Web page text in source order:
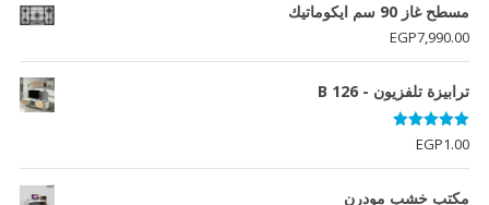
مسطح غاز 90 سم ايكوماتيك
EGP7,990.00
ترابيزة تلفزيون - B 126
تم التقييم
5.00
من 5
EGP1.00
مكتب خشب مودرن